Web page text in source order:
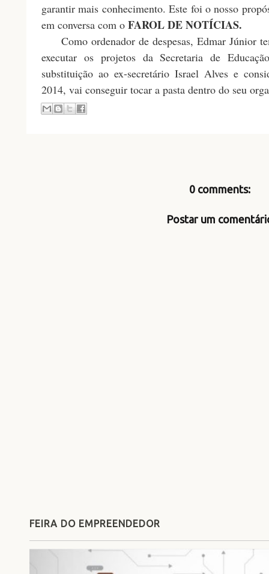
garantir mais conhecimento. Este foi o nosso
em conversa com o FAROL DE NOTÍCIAS.
Como ordenador de despesas, Edmar Júnior
executar os projetos da Secretaria de
substituição ao ex-secretário Israel Alves e
2014, vai conseguir tocar a pasta dentro do seu
0 comments:
Postar um
FEIRA DO EMPREENDEDOR